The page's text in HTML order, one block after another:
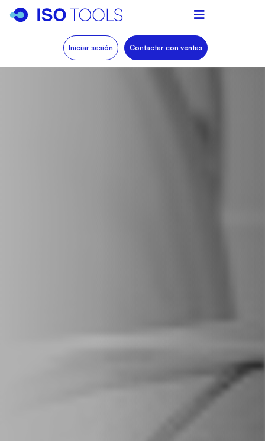
Iniciar sesión Contactar con ventas